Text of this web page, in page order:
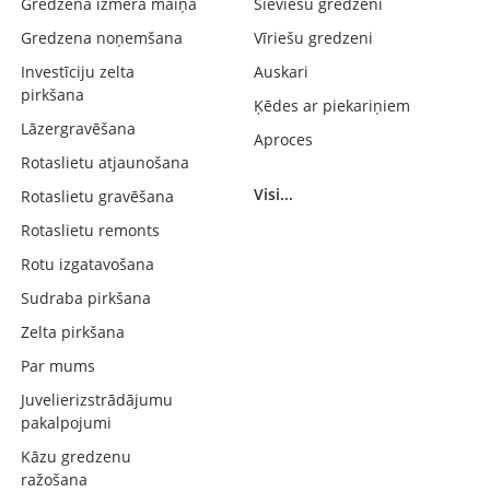
Gredzena noņemšana
Investīciju zelta
pirkšana
Lāzergravēšana
Rotaslietu atjaunošana
Rotaslietu gravēšana
Rotaslietu remonts
Rotu izgatavošana
Sudraba pirkšana
Zelta pirkšana
Par mums
Juvelierizstrādājumu
pakalpojumi
Kāzu gredzenu
ražošana
Vīriešu gredzeni
Auskari
Ķēdes ar piekariņiem
Aproces
Visi...